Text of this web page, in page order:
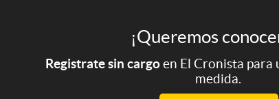
¡Queremos
Registrate sin cargoen El Cronista para
medida.